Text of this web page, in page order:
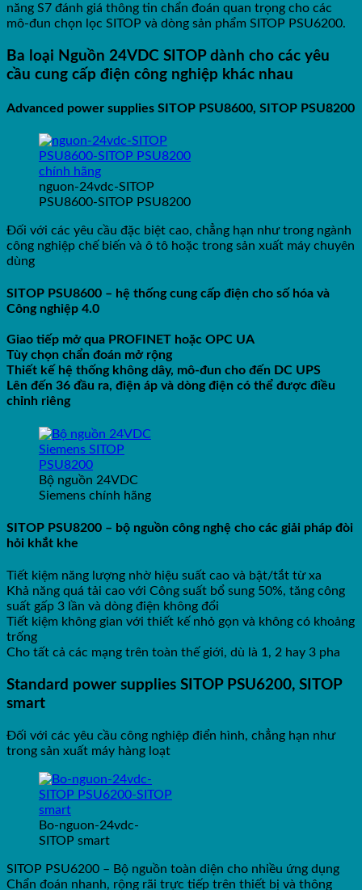
năng S7 đánh giá thông tin chẩn đoán quan trọng cho các
mô-đun chọn lọc SITOP và dòng sản phẩm SITOP PSU6200.
Ba loại Nguồn 24VDC SITOP dành cho các yêu
cầu cung cấp điện công nghiệp khác nhau
Advanced power supplies SITOP PSU8600, SITOP PSU8200
nguon-24vdc-SITOP
PSU8600-SITOP PSU8200
Đối với các yêu cầu đặc biệt cao, chẳng hạn như trong ngành
công nghiệp chế biến và ô tô hoặc trong sản xuất máy chuyên
dùng
SITOP PSU8600 – hệ thống cung cấp điện cho số hóa và
Công nghiệp 4.0
Giao tiếp mở qua PROFINET hoặc OPC UA
Tùy chọn chẩn đoán mở rộng
Thiết kế hệ thống không dây, mô-đun cho đến DC UPS
Lên đến 36 đầu ra, điện áp và dòng điện có thể được điều
chỉnh riêng
Bộ nguồn 24VDC
Siemens chính hãng
SITOP PSU8200 – bộ nguồn công nghệ cho các giải pháp đòi
hỏi khắt khe
Tiết kiệm năng lượng nhờ hiệu suất cao và bật/tắt từ xa
Khả năng quá tải cao với Công suất bổ sung 50%, tăng công
suất gấp 3 lần và dòng điện không đổi
Tiết kiệm không gian với thiết kế nhỏ gọn và không có khoảng
trống
Cho tất cả các mạng trên toàn thế giới, dù là 1, 2 hay 3 pha
Standard power supplies SITOP PSU6200, SITOP
smart
Đối với các yêu cầu công nghiệp điển hình, chẳng hạn như
trong sản xuất máy hàng loạt
Bo-nguon-24vdc-
SITOP smart
SITOP PSU6200 – Bộ nguồn toàn diện cho nhiều ứng dụng
Chẩn đoán nhanh, rộng rãi trực tiếp trên thiết bị và thông